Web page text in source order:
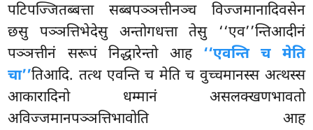
पटिपज्जितब्बत्ता सब्बपञ्ञत्तीनञ्च विज्जमानादिवसेन
छसु पञ्ञत्तिभेदेसु अन्तोगधत्ता तेसु ‘‘एव’’न्तिआदीनं
पञ्ञत्तीनं सरूपं निद्धारेन्तो आह ‘‘एवन्ति च मेति
चा’’तिआदि. तत्थ एवन्ति च मेति च वुच्चमानस्स अत्थस्स
आकारादिनो धम्मानं असलक्खणभावतो
अविज्जमानपञ्ञत्तिभावोति आह